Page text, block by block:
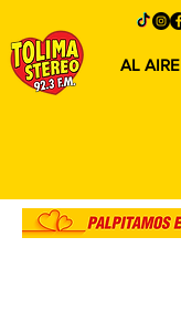
AL AIRE